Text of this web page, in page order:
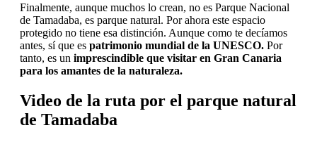
Finalmente, aunque muchos lo crean, no es Parque Nacional
de Tamadaba, es parque natural. Por ahora este espacio
protegido no tiene esa distinción. Aunque como te decíamos
antes, sí que es patrimonio mundial de la UNESCO. Por
tanto, es un imprescindible que visitar en Gran Canaria
para los amantes de la naturaleza.
Video de la ruta por el parque natural
de Tamadaba